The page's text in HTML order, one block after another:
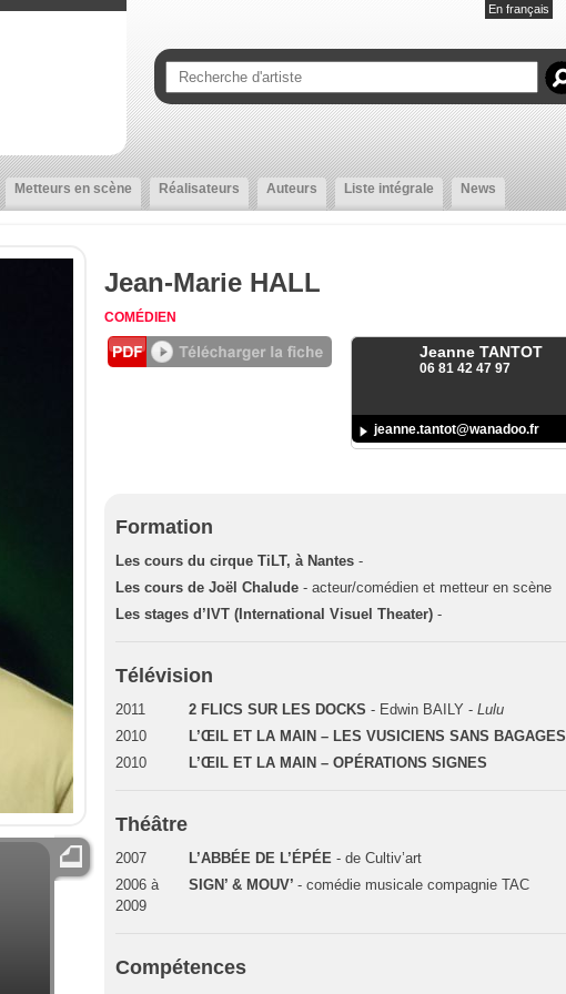
En français
Metteurs en scène Réalisateurs Auteurs Liste intégrale News
Jean-Marie HALL
COMÉDIEN
Jeanne TANTOT
06 81 42 47 97
jeanne.tantot@wanadoo.fr
Formation
Les cours du cirque TiLT, à Nantes -
Les cours de Joël Chalude - acteur/comédien et metteur en scène
Les stages d’IVT (International Visuel Theater) -
Télévision
2011 2 FLICS SUR LES DOCKS- Edwin BAILY -Lulu
2010
L’ŒIL ET LA MAIN – LES VUSICIENS SANS BAGAGES
2010
L’ŒIL ET LA MAIN – OPÉRATIONS SIGNES
Théâtre
2007 L’ABBÉE DE L’ÉPÉE- de Cultiv’art
2006 à
2009
SIGN’ & MOUV’- comédie musicale compagnie TAC
Compétences